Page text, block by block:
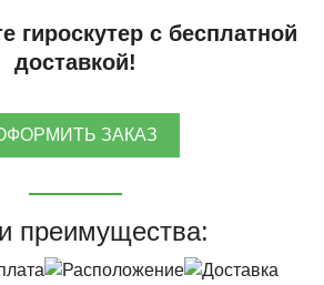
гироскутер с бесплатной
доставкой!
ЗАКАЗ
преимущества: